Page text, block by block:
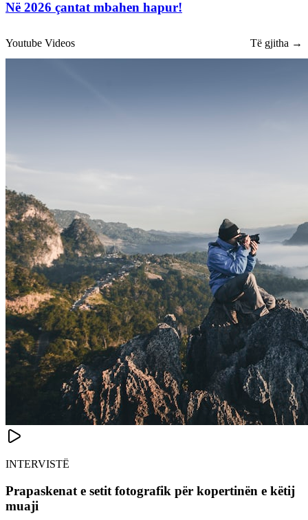
Në 2026 çantat mbahen hapur!
Youtube Videos Të gjitha →
INTERVISTË
Prapaskenat e setit fotografik për kopertinën e këtij
muaji